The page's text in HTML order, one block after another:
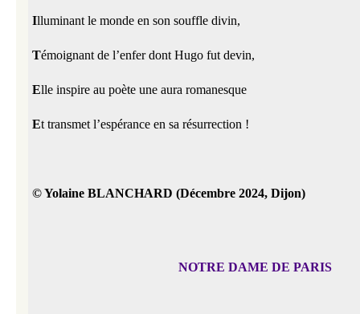
Illuminant le monde en son souffle divin,
Témoignant de l’enfer dont Hugo fut devin,
Elle inspire au poète une aura romanesque
Et transmet l’espérance en sa résurrection !
© Yolaine BLANCHARD (Décembre 2024, Dijon)
NOTRE DAME DE PARIS